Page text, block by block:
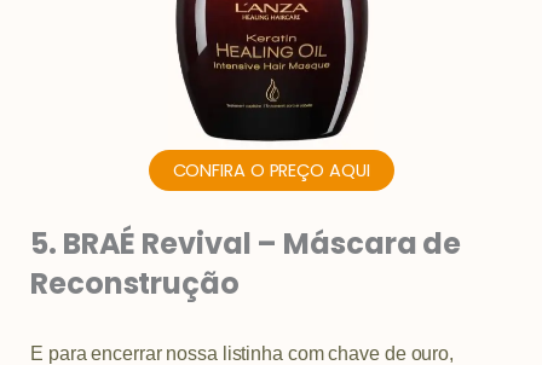
CONFIRA O PREÇO AQUI
5. BRAÉ Revival – Máscara de
Reconstrução
E para encerrar nossa listinha com chave de ouro,